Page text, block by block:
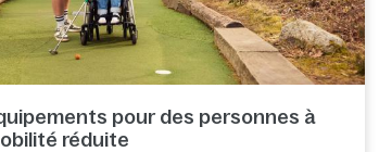
pour des personnes à
réduite